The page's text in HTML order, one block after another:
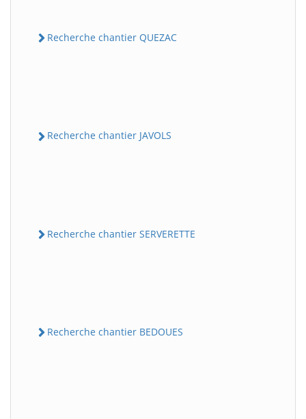
Recherche chantier QUEZAC
Recherche chantier JAVOLS
Recherche chantier SERVERETTE
Recherche chantier BEDOUES